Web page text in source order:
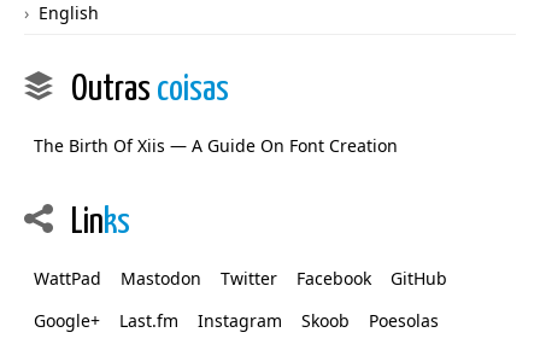
English
Outras coisas
The Birth Of Xiis — A Guide On Font Creation
Links
WattPad Mastodon Twitter Facebook
GitHub
Google+
Last.fm Instagram Skoob Poesolas